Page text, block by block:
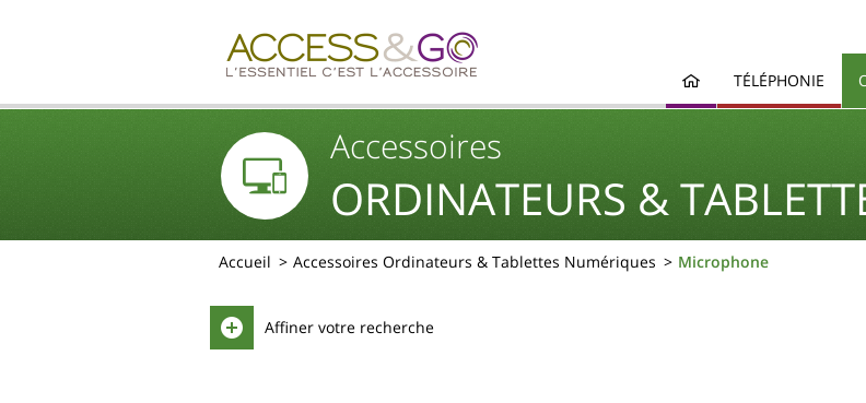
TÉLÉPHONIE
Accessoires
ORDINATEURS &
Accueil Accessoires Ordinateurs & Tablettes Numériques Microphone
Affiner votre recherche